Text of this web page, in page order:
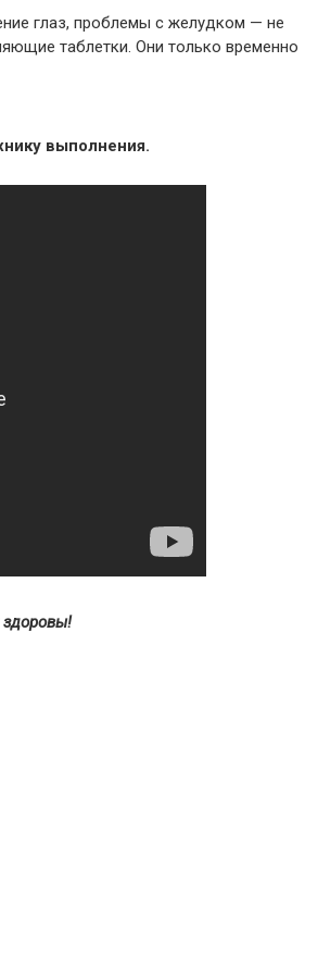
глаз, проблемы с желудком — не
таблетки. Они только временно
выполнения.
здоровы!